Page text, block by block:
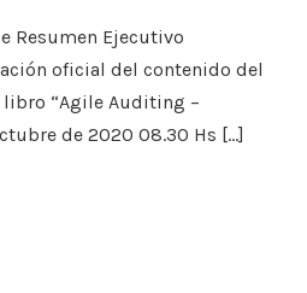
Resumen Ejecutivo
oficial del contenido del
“Agile Auditing –
de 2020 08.30 Hs […]